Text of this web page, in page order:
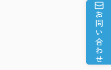
お問い合わせ